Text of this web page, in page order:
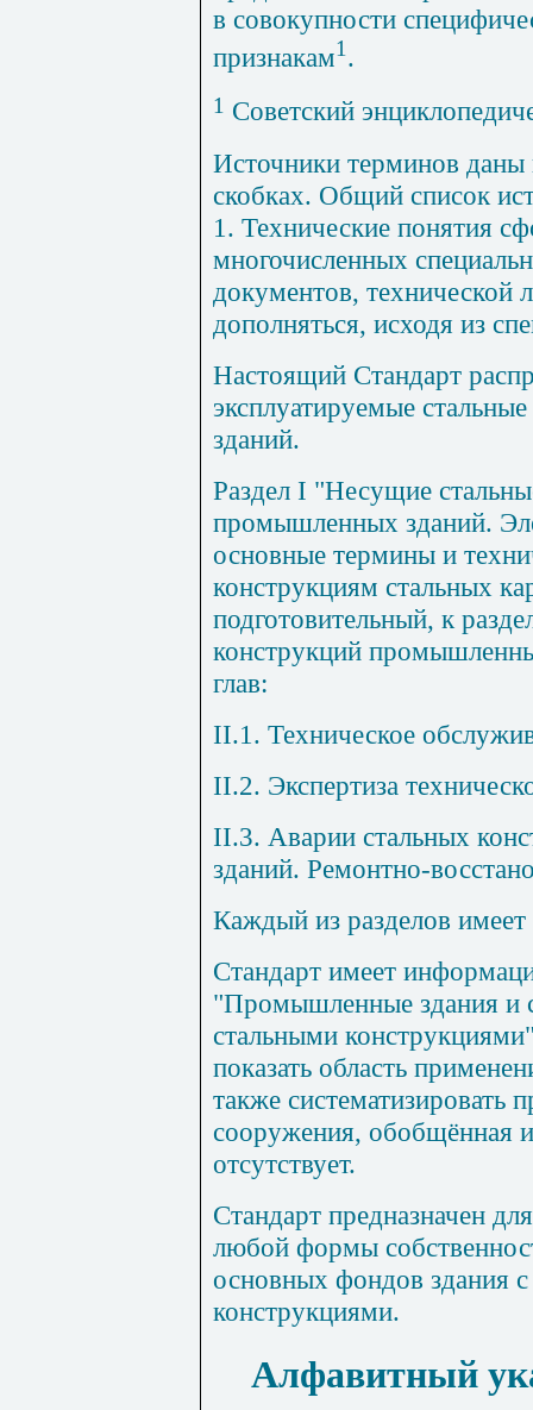
в совокупности
признакам1.
1 Советский
Источники терминов даны
скобках. Общий список
1. Технические понятия
многочисленных
документов, технической
дополняться, исходя из
Настоящий Стандарт
эксплуатируемые
зданий.
Раздел I "Несущие
промышленных зданий.
основные термины и
конструкциям стальных
подготовительный, к
конструкций
глав:
II.1. Техническое
II.2. Экспертиза
II.3. Аварии стальных
зданий. Ремонтно-
Каждый из разделов
Стандарт имеет
"Промышленные здания и
стальными
показать область
также
сооружения, обобщённая
отсутствует.
Стандарт предназначен
любой формы
основных фондов здания
конструкциями.
Алфавитный